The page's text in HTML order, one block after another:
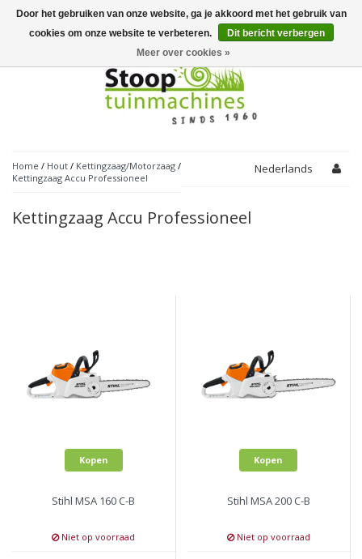
Toggle
navigation
Home / Hout / Kettingzaag/Motorzaag /
Kettingzaag Accu Professioneel
Nederlands
Kettingzaag Accu Professioneel
Kopen
Stihl MSA 160 C-B
Niet op voorraad
Kopen
Stihl MSA 200 C-B
Niet op voorraad
Door het gebruiken van onze website, ga je akkoord met het gebruik van
cookies om onze website te verbeteren.
Dit bericht verbergen
Meer over cookies »